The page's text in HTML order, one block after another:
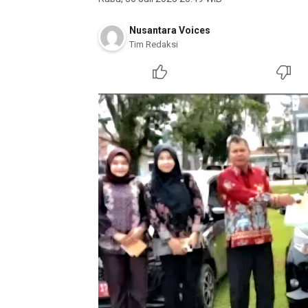
Nusantara Voices
Tim Redaksi